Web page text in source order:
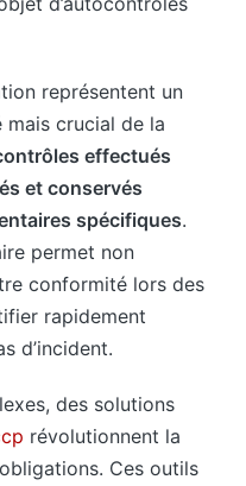
représentent un
crucial de la
effectués
et conservés
spécifiques.
permet non
conformité lors des
rapidement
d’incident.
des solutions
révolutionnent la
Ces outils